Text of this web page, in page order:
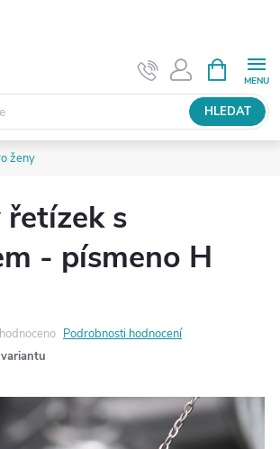
HLEDAT
NÁKUPNÍ
KOŠÍK
ženy
s
- písmeno H
Podrobnosti hodnocení